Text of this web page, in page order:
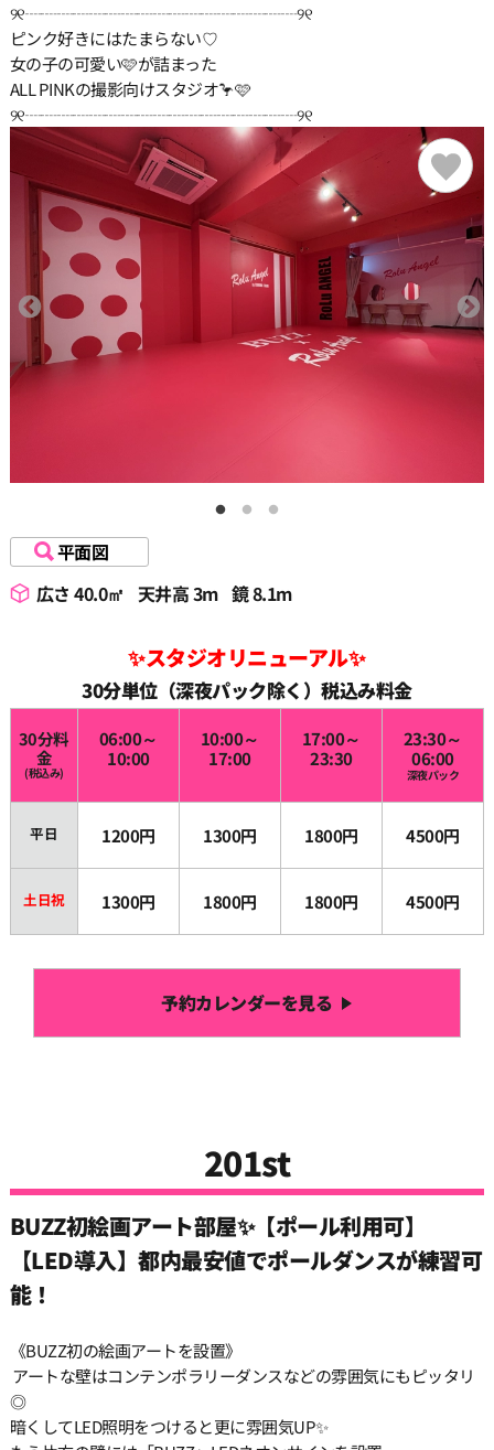
15:30
16:00
17:00
17:30
18:00
19:30
22:00
୨୧┈┈┈┈┈┈┈┈┈┈┈┈┈┈┈┈┈୨୧
ピンク好きにはたまらない♡
女の子の可愛い🩷が詰まった
ALL PINKの撮影向けスタジオ🦩🩷
୨୧┈┈┈┈┈┈┈┈┈┈┈┈┈┈┈┈┈୨୧
平面図
広さ 40.0㎡ 天井高 3m 鏡 8.1m
✨スタジオリニューアル✨
30分単位（深夜パック除く）税込み料金
30分料
金
(税込み)
06:00～
10:00
10:00～
17:00
17:00～
23:30
23:30～
06:00
深夜パック
平日 1200円 1300円 1800円 4500円
土日祝 1300円 1800円 1800円 4500円
予約カレンダーを見る
201st
BUZZ初絵画アート部屋✨【ポール利用可】
【LED導入】都内最安値でポールダンスが練習可
能！
《BUZZ初の絵画アートを設置》
アートな壁はコンテンポラリーダンスなどの雰囲気にもピッタリ
◎
暗くしてLED照明をつけると更に雰囲気UP✨